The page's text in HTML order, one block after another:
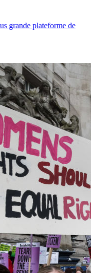
grande plateforme de